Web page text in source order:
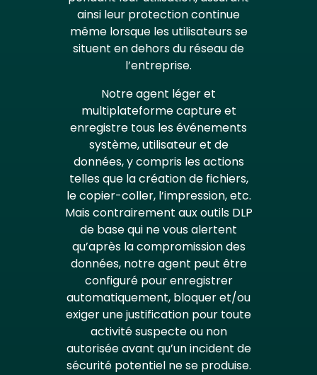
ainsi leur protection continue
même lorsque les utilisateurs se
situent en dehors du réseau de
l’entreprise.
Notre agent léger et
multiplateforme capture et
enregistre tous les événements
système, utilisateur et de
données, y compris les actions
telles que la création de fichiers,
le copier-coller, l’impression, etc.
Mais contrairement aux outils DLP
de base qui ne vous alertent
qu’après la compromission des
données, notre agent peut être
configuré pour enregistrer
automatiquement, bloquer et/ou
exiger une justification pour toute
activité suspecte ou non
autorisée avant qu’un incident de
sécurité potentiel ne se produise.